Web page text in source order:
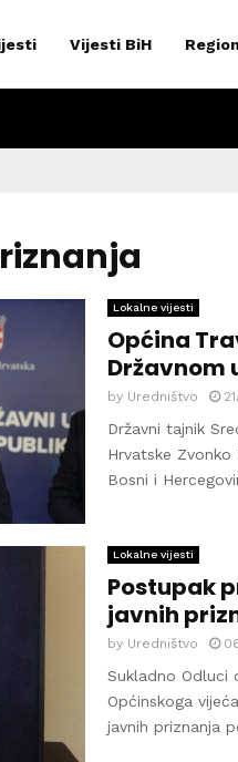
Vijesti BiH
Lokalne vijesti
Općina
Državnom
by Uredništvo
Državni tajnik
Hrvatske
Bosni i
Lokalne vijesti
Postupak
javnih
by Uredništvo
Sukladno Odluci
Općinskoga
javnih priznanja